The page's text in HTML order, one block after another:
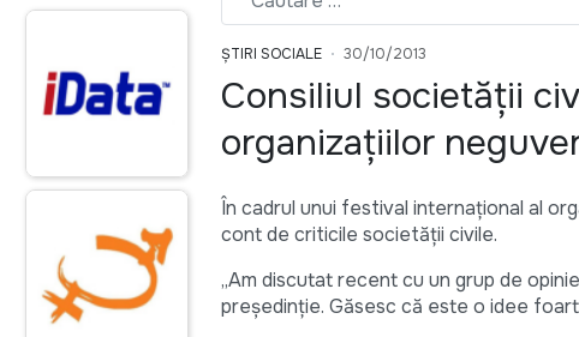
ȘTIRI SOCIALE 30/10/2013
Consiliul societăţii
organizaţiilor
În cadrul unui festival internaţional al
cont de criticile societăţii civile.
„Am discutat recent cu un grup de
preşedinţie. Găsesc că este o idee